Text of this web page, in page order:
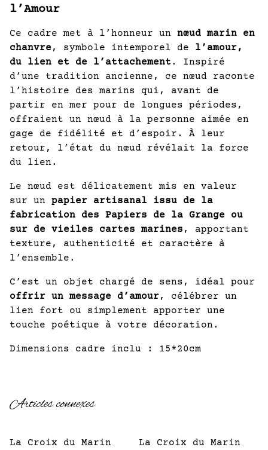
l’Amour
Ce cadre met à l’honneur un nœud marin en
chanvre, symbole intemporel de l’amour,
du lien et de l’attachement. Inspiré
d’une tradition ancienne, ce nœud raconte
l’histoire des marins qui, avant de
partir en mer pour de longues périodes,
offraient un nœud à la personne aimée en
gage de fidélité et d’espoir. À leur
retour, l’état du nœud révélait la force
du lien.
Le nœud est délicatement mis en valeur
sur un papier artisanal issu de la
fabrication des Papiers de la Grange ou
sur de vieiles cartes marines , apportant
texture, authenticité et caractère à
l’ensemble.
C’est un objet chargé de sens, idéal pour
offrir un message d’amour, célébrer un
lien fort ou simplement apporter une
touche poétique à votre décoration.
Dimensions cadre inclu : 15*20cm
Articles connexes
La Croix du Marin
La Croix du Marin